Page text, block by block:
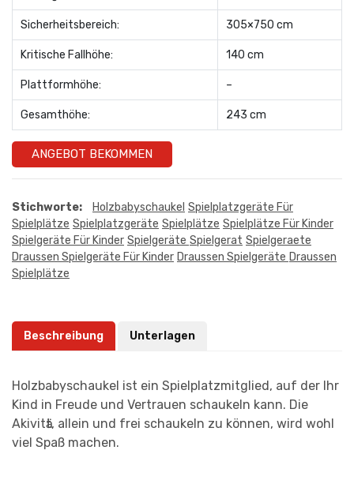
Sicherheitsbereich: 305×750 cm
Kritische Fallhöhe: 140 cm
Plattformhöhe: –
Gesamthöhe: 243 cm
ANGEBOT BEKOMMEN
Stichworte: Holzbabyschaukel Spielplatzgeräte Für
Spielplätze Spielplatzgeräte Spielplätze Spielplätze Für Kinder
Spielgeräte Für Kinder Spielgeräte Spielgerat Spielgeraete
Draussen Spielgeräte Für Kinder Draussen Spielgeräte Draussen
Spielplätze
Beschreibung Unterlagen
Holzbabyschaukel ist ein Spielplatzmitglied, auf der Ihr
Kind in Freude und Vertrauen schaukeln kann. Die
Akivitӓt, allein und frei schaukeln zu können, wird wohl
viel Spaß machen.